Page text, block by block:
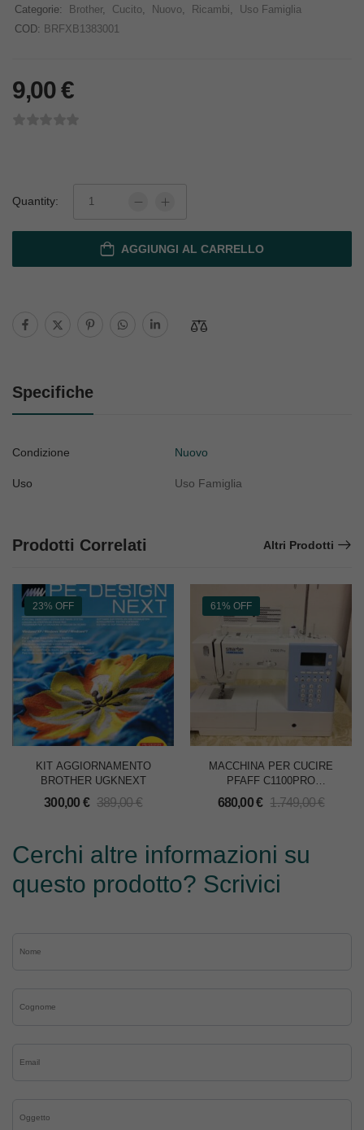
Categorie: Brother, Cucito Nuovo Ricambi
Uso Famiglia
COD: BRFXB1383001
9,00€
Quantity:
AGGIUNGI AL CARRELLO
Specifiche
Condizione Nuovo
Uso Uso Famiglia
Prodotti Correlati Altri Prodotti
23% OFF
KIT AGGIORNAMENTO
BROTHER UGKNEXT
300,00 € 389,00€
61% OFF
MACCHINA PER CUCIRE
PFAFF C1100PRO
SMARTER
680,00€ 1.749,00€
Cerchi altre informazioni su
questo prodotto? Scrivici